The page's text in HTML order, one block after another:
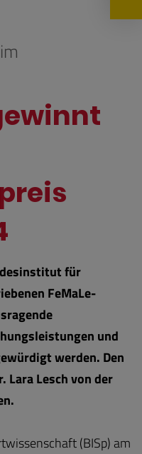
für
FeMaLe-
und
werden. Den
Lara Lesch von der
(BISp) am